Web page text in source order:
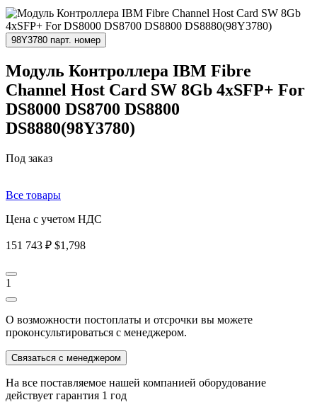
98Y3780 парт. номер
Модуль Контроллера IBM Fibre
Channel Host Card SW 8Gb 4xSFP+ For
DS8000 DS8700 DS8800
DS8880(98Y3780)
Под заказ
Все товары
Цена с учетом НДС
151 743 ₽ $1,798
1
О возможности постоплаты и отсрочки вы можете
проконсультироваться с менеджером.
Связаться с менеджером
На все поставляемое нашей компанией оборудование
действует гарантия 1 год